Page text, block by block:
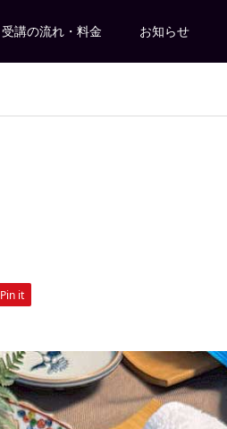
受講の流れ・料金 お知らせ
Pin it